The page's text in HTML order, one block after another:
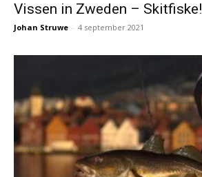
Vissen in Zweden – Skitfiske!
Johan Struwe - 4 september 2021